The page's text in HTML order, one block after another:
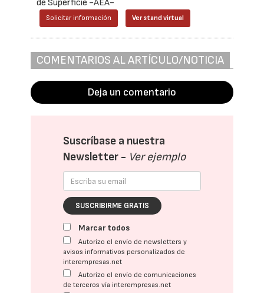
de Superficie -AEA-
Solicitar información Ver stand virtual
COMENTARIOS AL ARTÍCULO/NOTICIA
Deja un comentario
Suscríbase a nuestra
Newsletter - Ver ejemplo
SUSCRIBIRME GRATIS
Marcar todos
Autorizo el envío de newsletters y
avisos informativos personalizados de
interempresas.net
Autorizo el envío de comunicaciones
de terceros vía interempresas.net